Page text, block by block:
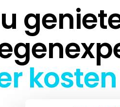
kosten